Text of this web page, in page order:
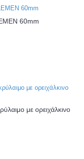
60mm
με ορειχάλκινο